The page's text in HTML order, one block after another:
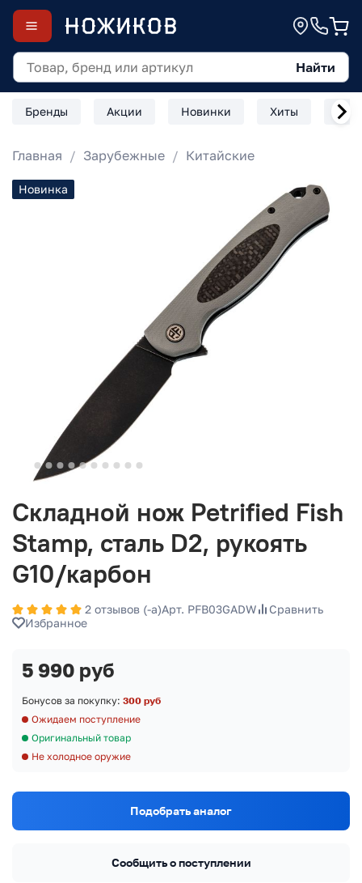
Найти
Бренды Акции Новинки Хиты
Главная Зарубежные Китайские
Новинка
Складной нож Petrified Fish
Stamp, сталь D2, рукоять
G10/карбон
2 отзывов (-а)Арт. PFB03GADW
Сравнить
Избранное
5 990 руб
Бонусов за покупку: 300 руб
Ожидаем поступление
Оригинальный товар
Не холодное оружие
Подобрать аналог
Сообщить о поступлении